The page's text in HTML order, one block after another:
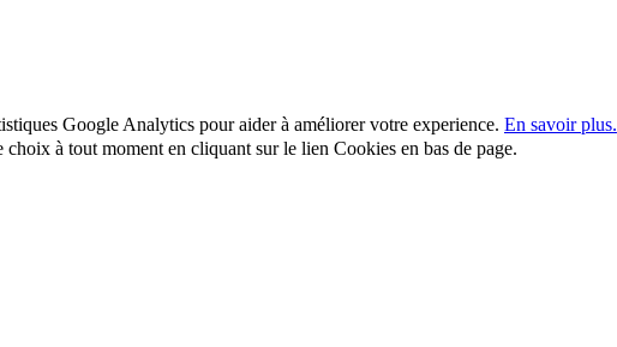
Google Analytics pour aider à améliorer votre experience. En savoir plus.
à tout moment en cliquant sur le lien Cookies en bas de page.